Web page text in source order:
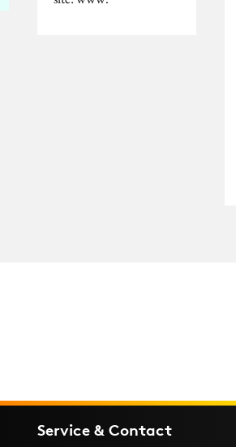
Service & Contact